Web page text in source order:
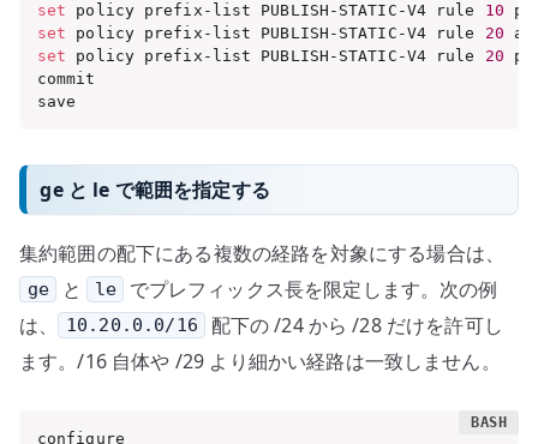
set policy prefix-list PUBLISH-STATIC-V4 rule 10
set policy prefix-list PUBLISH-STATIC-V4 rule 20
set policy prefix-list PUBLISH-STATIC-V4 rule 20
commit
save
ge と le で範囲を指定する
集約範囲の配下にある複数の経路を対象にする場合は、
ge と le
でプレフィックス長を限定します。次の例
は、
10.20.0.0/16
配下の /24 から /28 だけを許可し
ます。/16 自体や /29 より細かい経路は一致しません。